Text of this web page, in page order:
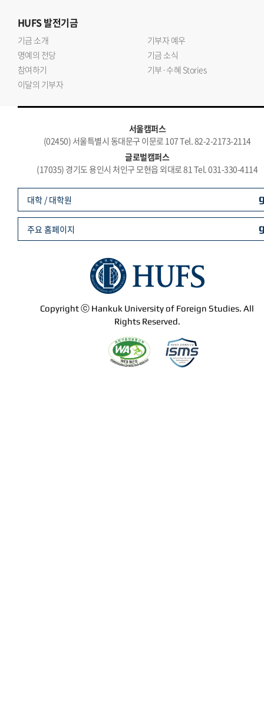
HUFS발전기금
기금 소개
기부자 예우
명예의 전당
기금 소식
참여하기
기부·수혜 Stories
이달의 기부자
서울캠퍼스
(02450) 서울특별시 동대문구 이문로 107 Tel. 82-2-2173-2114
글로벌캠퍼스
(17035) 경기도 용인시 처인구 모현읍 외대로 81 Tel. 031-330-4114
Copyright ⓒ Hankuk University of Foreign Studies. All
Rights Reserved.
대학 / 대학원
주요 홈페이지